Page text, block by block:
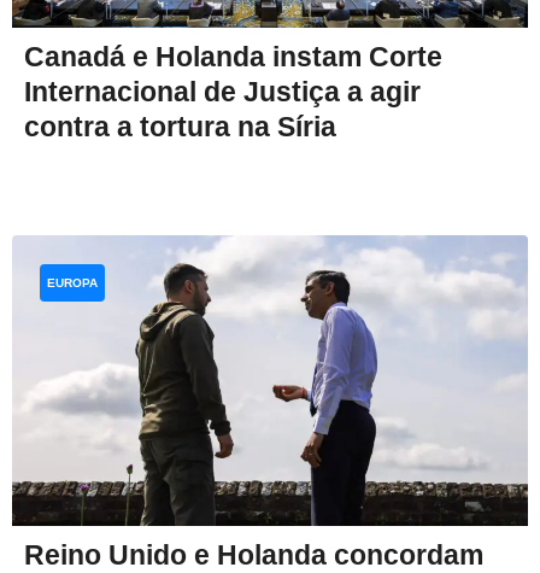
Canadá e Holanda instam Corte
Internacional de Justiça a agir
contra a tortura na Síria
Reino Unido e Holanda concordam
EUROPA